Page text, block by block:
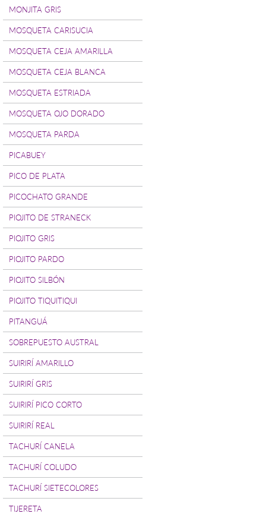
MONJITA GRIS
MOSQUETA CARISUCIA
MOSQUETA CEJA AMARILLA
MOSQUETA CEJA BLANCA
MOSQUETA ESTRIADA
MOSQUETA OJO DORADO
MOSQUETA PARDA
PICABUEY
PICO DE PLATA
PICOCHATO GRANDE
PIOJITO DE STRANECK
PIOJITO GRIS
PIOJITO PARDO
PIOJITO SILBÓN
PIOJITO TIQUITIQUI
PITANGUÁ
SOBREPUESTO AUSTRAL
SUIRIRÍ AMARILLO
SUIRIRÍ GRIS
SUIRIRÍ PICO CORTO
SUIRIRÍ REAL
TACHURÍ CANELA
TACHURÍ COLUDO
TACHURÍ SIETECOLORES
TIJERETA